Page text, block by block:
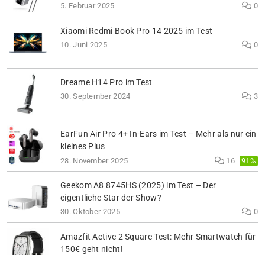
5. Februar 2025 0
Xiaomi Redmi Book Pro 14 2025 im Test
10. Juni 2025 0
Dreame H14 Pro im Test
30. September 2024 3
EarFun Air Pro 4+ In-Ears im Test – Mehr als nur ein
kleines Plus
28. November 2025 16 91%
Geekom A8 8745HS (2025) im Test – Der
eigentliche Star der Show?
30. Oktober 2025 0
Amazfit Active 2 Square Test: Mehr Smartwatch für
150€ geht nicht!